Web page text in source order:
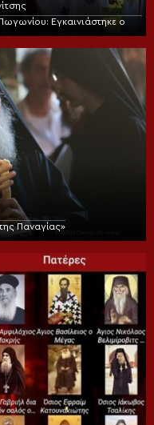
Εγκαινιάστηκε ο
Παναγίας»